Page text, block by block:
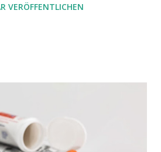
). Hätten wir ihn nicht, würden wir
Durch unseren heutigen
et al, 2015 ). Steuern können wir
Bildquelle Während des
fallen in unseren Zellen Endprodukte
VERÖFFENTLICHEN